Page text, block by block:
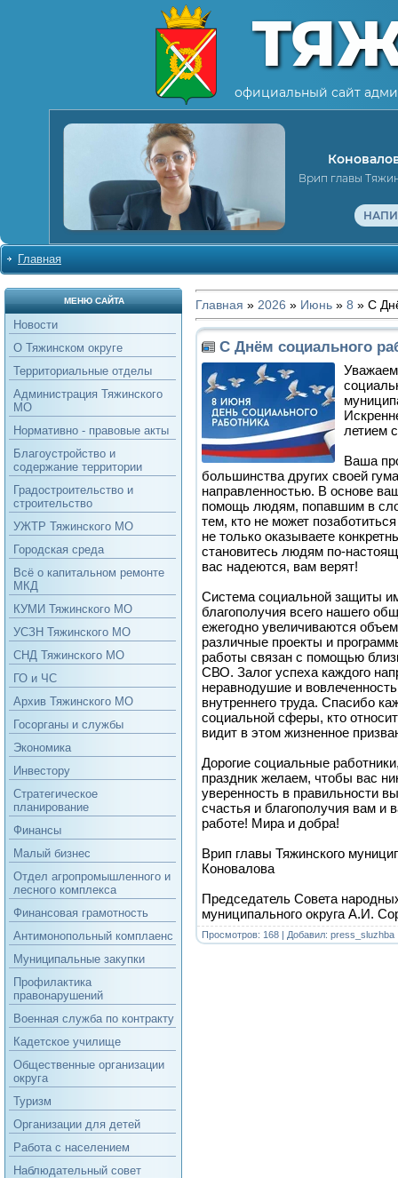
официальный сайт
Врип главы
Главная
МЕНЮ САЙТА
Новости
О Тяжинском округе
Территориальные отделы
Администрация Тяжинского
МО
Нормативно - правовые акты
Благоустройство и
содержание территории
Градостроительство и
строительство
УЖТР Тяжинского МО
Городская среда
Всё о капитальном ремонте
МКД
КУМИ Тяжинского МО
УСЗН Тяжинского МО
СНД Тяжинского МО
ГО и ЧС
Архив Тяжинского МО
Госорганы и службы
Экономика
Инвестору
Стратегическое
планирование
Финансы
Малый бизнес
Отдел агропромышленного и
лесного комплекса
Финансовая грамотность
Антимонопольный комплаенс
Муниципальные закупки
Профилактика
правонарушений
Военная служба по контракту
Кадетское училище
Общественные организации
округа
Туризм
Организации для детей
Работа с населением
Наблюдательный совет
Главная » 2026 » Июнь » 8 » С
С Днём социального
летием
Ваша
большинства других своей
направленностью. В основе
помощь людям, попавшим в
тем, кто не может
не только оказываете
становитесь людям по-
вас надеются, вам верят!
Система социальной защиты
благополучия всего нашего
ежегодно увеличиваются
различные проекты и
работы связан с помощью
СВО. Залог успеха каждого
неравнодушие и
внутреннего труда. Спасибо
социальной сферы, кто
видит в этом жизненное
Дорогие социальные
праздник желаем, чтобы вас
уверенность в правильности
счастья и благополучия вам и
работе! Мира и добра!
Врип главы Тяжинского
Коновалова
Председатель Совета
муниципального округа А.И.
Просмотров: 168 | Добавил: press_sluzhba